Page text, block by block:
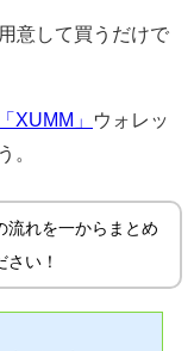
意して買うだけで
「XUMM」
ウォレッ
。
流れを一からまとめ
い！